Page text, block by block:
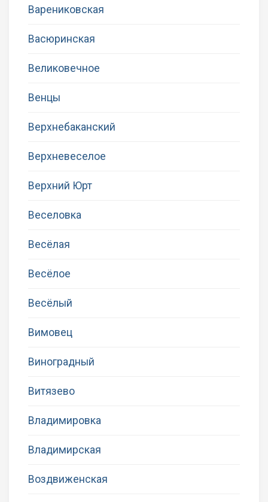
Варениковская
Васюринская
Великовечное
Венцы
Верхнебаканский
Верхневеселое
Верхний Юрт
Веселовка
Весёлая
Весёлое
Весёлый
Вимовец
Виноградный
Витязево
Владимировка
Владимирская
Воздвиженская